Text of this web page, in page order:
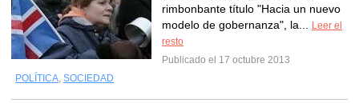
rimbonbante título "Hacia un nuevo
modelo de gobernanza", la...
Leer el
resto
Publicado el 17 octubre 2013
POLÍTICA, SOCIEDAD